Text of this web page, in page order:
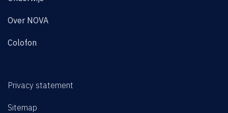
Over NOVA
Colofon
Privacy statement
Sitemap